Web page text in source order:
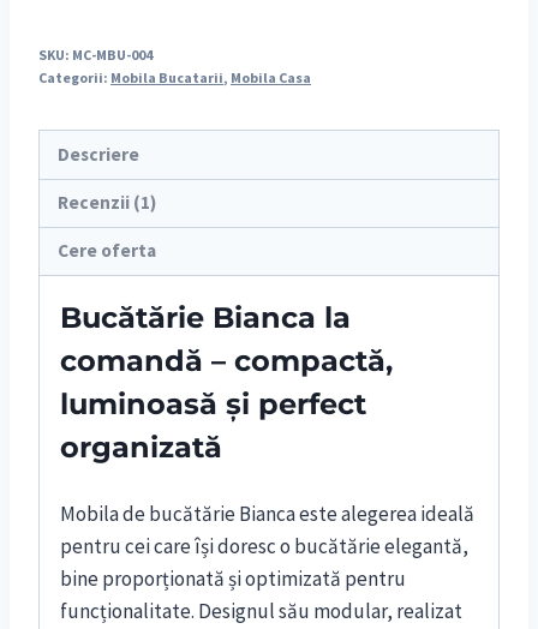
SKU: MC-MBU-004
Categorii: Mobila Bucatarii, Mobila Casa
Descriere
Recenzii (1)
Cere oferta
Bucătărie Bianca la
comandă – compactă,
luminoasă și perfect
organizată
Mobila de bucătărie Bianca este alegerea ideală
pentru cei care își doresc o bucătărie elegantă,
bine proporționată și optimizată pentru
funcționalitate. Designul său modular, realizat